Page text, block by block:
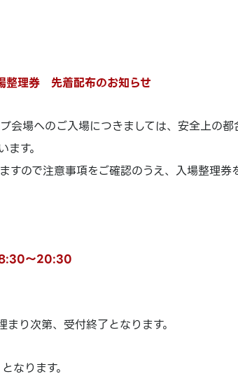
理券 先着配布のお知らせ
場へのご入場につきましては、安全上の都
す。
ので注意事項をご確認のうえ、入場整理券
～20:30
り次第、受付終了となります。
なります。